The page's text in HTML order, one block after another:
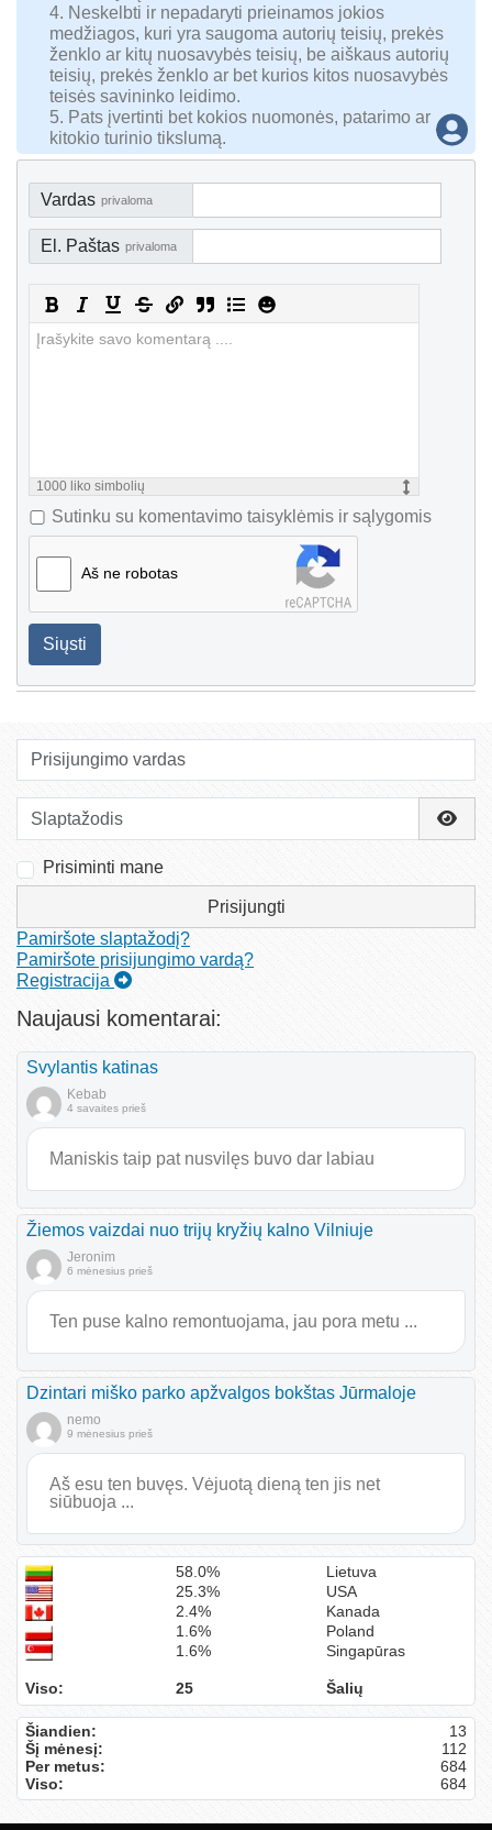
4. Neskelbti ir nepadaryti prieinamos jokios
medžiagos, kuri yra saugoma autorių teisių, prekės
ženklo ar kitų nuosavybės teisių, be aiškaus autorių
teisių, prekės ženklo ar bet kurios kitos nuosavybės
teisės savininko leidimo.
5. Pats įvertinti bet kokios nuomonės, patarimo ar
kitokio turinio tikslumą.
Vardas privaloma
El. Paštas privaloma
1000 liko simbolių
Sutinku su komentavimo taisyklėmis ir sąlygomis
Aš ne robotas
Siųsti
Prisijungimo vardas
Slaptažodis
Prisiminti mane
Prisijungti
Pamiršote slaptažodį?
Pamiršote prisijungimo vardą?
Registracija
Naujausi komentarai:
Svylantis katinas
Kebab
4 savaites prieš
Maniskis taip pat nusvilęs buvo dar labiau
Žiemos vaizdai nuo trijų kryžių kalno Vilniuje
Jeronim
6 mėnesius prieš
Ten puse kalno remontuojama, jau pora metu ...
Dzintari miško parko apžvalgos bokštas Jūrmaloje
nemo
9 mėnesius prieš
Aš esu ten buvęs. Vėjuotą dieną ten jis net
siūbuoja ...
58.0%
Lietuva
25.3%
USA
2.4%
Kanada
1.6%
Poland
1.6%
Singapūras
Viso: 25 Šalių
Šiandien:
13
Šį mėnesį:
112
Per metus:
684
Viso:
684